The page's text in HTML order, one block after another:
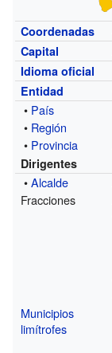
Coordenadas
Capital
Idioma oficial
Entidad
• País
• Región
• Provincia
Dirigentes
•Alcalde
Fracciones
Municipios
limítrofes